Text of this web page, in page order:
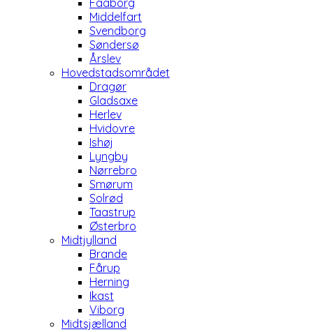
Faaborg
Middelfart
Svendborg
Søndersø
Årslev
Hovedstadsområdet
Dragør
Gladsaxe
Herlev
Hvidovre
Ishøj
Lyngby
Nørrebro
Smørum
Solrød
Taastrup
Østerbro
Midtjylland
Brande
Fårup
Herning
Ikast
Viborg
Midtsjælland